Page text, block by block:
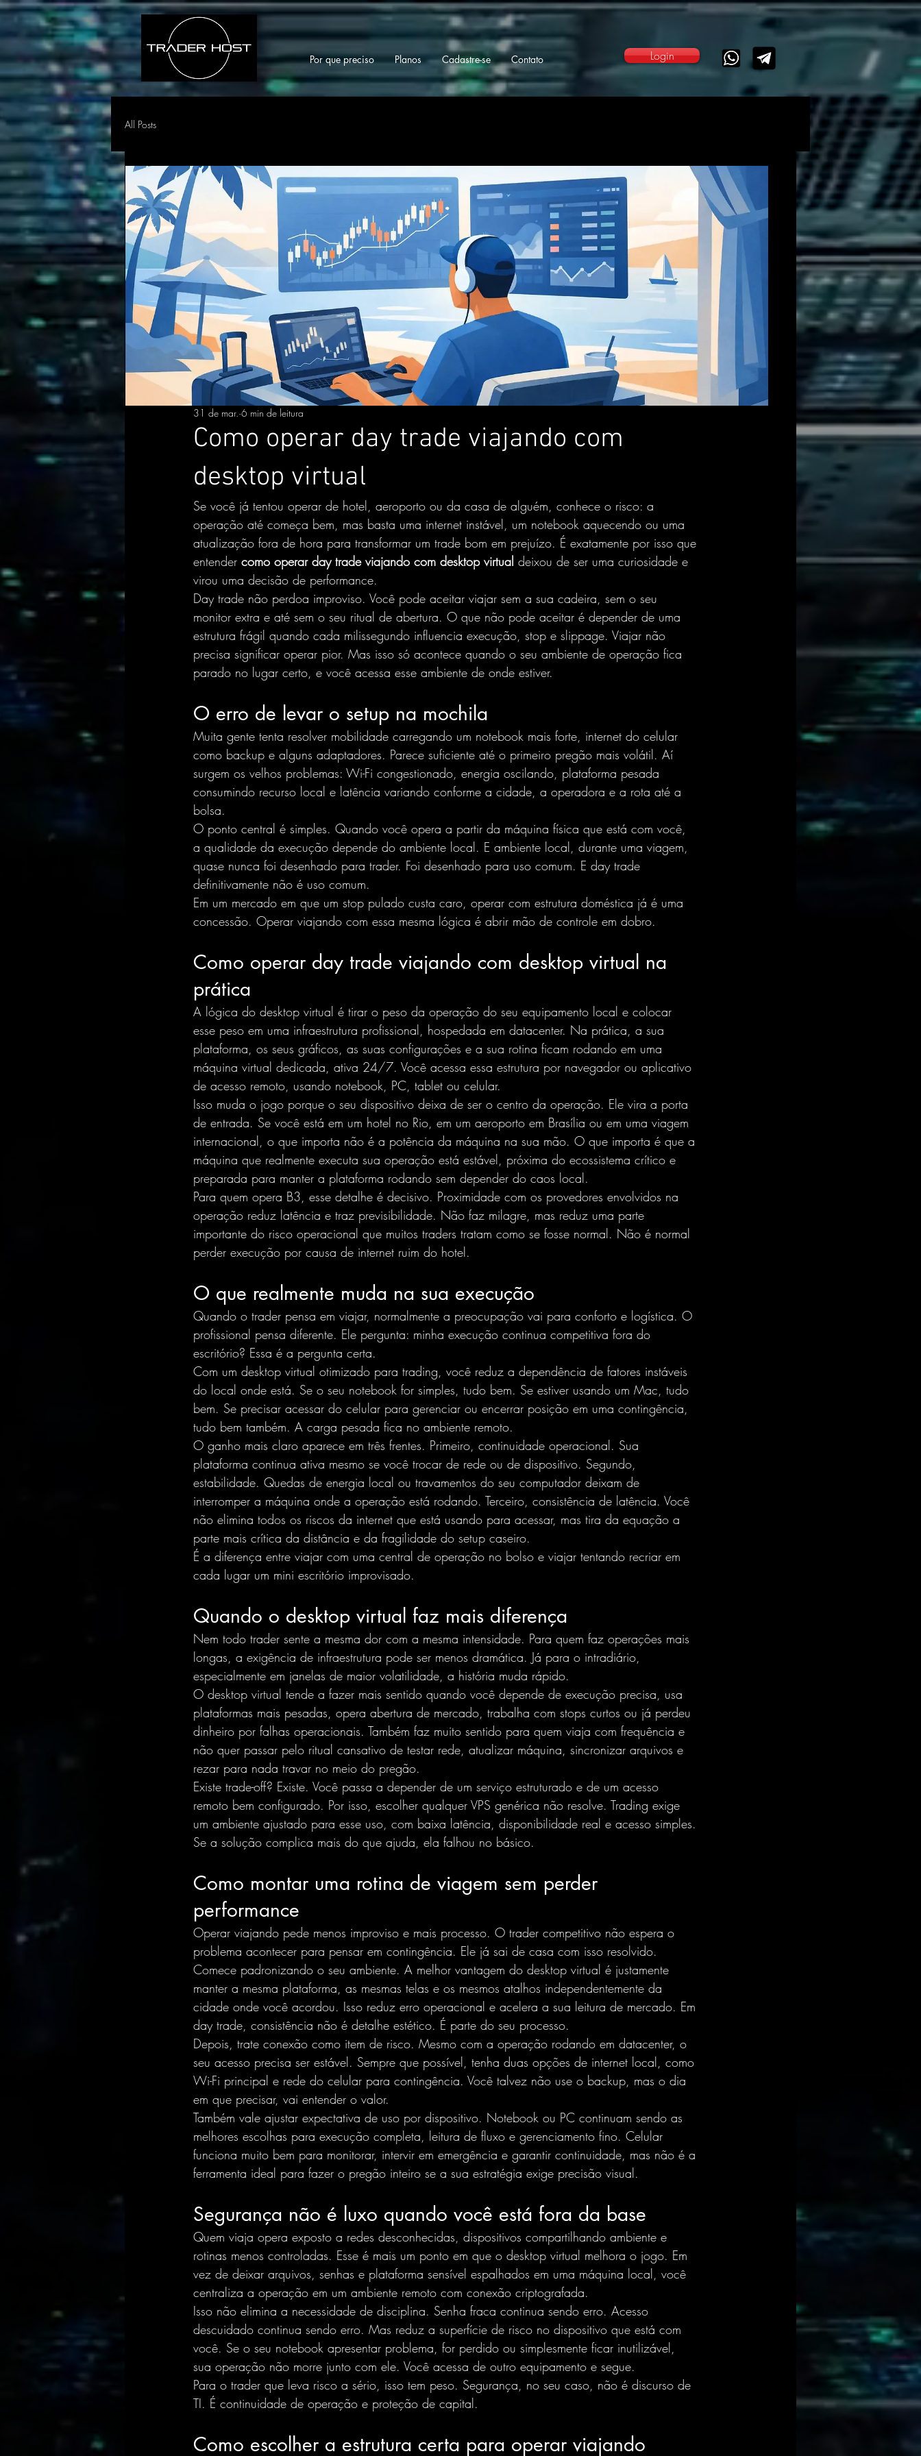
Por que preciso Planos Cadastre-se Contato Login
All Posts
Como operar day trade viajando com
desktop virtual
31 de mar. 6 min de leitura
Se você já tentou operar de hotel, aeroporto ou da casa de alguém, conhece o risco: a
operação até começa bem, mas basta uma internet instável, um notebook aquecendo ou uma
atualização fora de hora para transformar um trade bom em prejuízo. É exatamente por isso que
entender como operar day trade viajando com desktop virtual deixou de ser uma curiosidade e
virou uma decisão de performance.
Day trade não perdoa improviso. Você pode aceitar viajar sem a sua cadeira, sem o seu
monitor extra e até sem o seu ritual de abertura. O que não pode aceitar é depender de uma
estrutura frágil quando cada milissegundo influencia execução, stop e slippage. Viajar não
precisa significar operar pior. Mas isso só acontece quando o seu ambiente de operação fica
parado no lugar certo, e você acessa esse ambiente de onde estiver.
O erro de levar o setup na mochila
Muita gente tenta resolver mobilidade carregando um notebook mais forte, internet do celular
como backup e alguns adaptadores. Parece suficiente até o primeiro pregão mais volátil. Aí
surgem os velhos problemas: Wi-Fi congestionado, energia oscilando, plataforma pesada
consumindo recurso local e latência variando conforme a cidade, a operadora e a rota até a
bolsa.
O ponto central é simples. Quando você opera a partir da máquina física que está com você,
a qualidade da execução depende do ambiente local. E ambiente local, durante uma viagem,
quase nunca foi desenhado para trader. Foi desenhado para uso comum. E day trade
definitivamente não é uso comum.
Em um mercado em que um stop pulado custa caro, operar com estrutura doméstica já é uma
concessão. Operar viajando com essa mesma lógica é abrir mão de controle em dobro.
Como operar day trade viajando com desktop virtual na
prática
A lógica do desktop virtual é tirar o peso da operação do seu equipamento local e colocar
esse peso em uma infraestrutura profissional, hospedada em datacenter. Na prática, a sua
plataforma, os seus gráficos, as suas configurações e a sua rotina ficam rodando em uma
máquina virtual dedicada, ativa 24/7. Você acessa essa estrutura por navegador ou aplicativo
de acesso remoto, usando notebook, PC, tablet ou celular.
Isso muda o jogo porque o seu dispositivo deixa de ser o centro da operação. Ele vira a porta
de entrada. Se você está em um hotel no Rio, em um aeroporto em Brasília ou em uma viagem
internacional, o que importa não é a potência da máquina na sua mão. O que importa é que a
máquina que realmente executa sua operação está estável, próxima do ecossistema crítico e
preparada para manter a plataforma rodando sem depender do caos local.
Para quem opera B3, esse detalhe é decisivo. Proximidade com os provedores envolvidos na
operação reduz latência e traz previsibilidade. Não faz milagre, mas reduz uma parte
importante do risco operacional que muitos traders tratam como se fosse normal. Não é normal
perder execução por causa de internet ruim do hotel.
O que realmente muda na sua execução
Quando o trader pensa em viajar, normalmente a preocupação vai para conforto e logística. O
profissional pensa diferente. Ele pergunta: minha execução continua competitiva fora do
escritório? Essa é a pergunta certa.
Com um desktop virtual otimizado para trading, você reduz a dependência de fatores instáveis
do local onde está. Se o seu notebook for simples, tudo bem. Se estiver usando um Mac, tudo
bem. Se precisar acessar do celular para gerenciar ou encerrar posição em uma contingência,
tudo bem também. A carga pesada fica no ambiente remoto.
O ganho mais claro aparece em três frentes. Primeiro, continuidade operacional. Sua
plataforma continua ativa mesmo se você trocar de rede ou de dispositivo. Segundo,
estabilidade. Quedas de energia local ou travamentos do seu computador deixam de
interromper a máquina onde a operação está rodando. Terceiro, consistência de latência. Você
não elimina todos os riscos da internet que está usando para acessar, mas tira da equação a
parte mais crítica da distância e da fragilidade do setup caseiro.
É a diferença entre viajar com uma central de operação no bolso e viajar tentando recriar em
cada lugar um mini escritório improvisado.
Quando o desktop virtual faz mais diferença
Nem todo trader sente a mesma dor com a mesma intensidade. Para quem faz operações mais
longas, a exigência de infraestrutura pode ser menos dramática. Já para o intradiário,
especialmente em janelas de maior volatilidade, a história muda rápido.
O desktop virtual tende a fazer mais sentido quando você depende de execução precisa, usa
plataformas mais pesadas, opera abertura de mercado, trabalha com stops curtos ou já perdeu
dinheiro por falhas operacionais. Também faz muito sentido para quem viaja com frequência e
não quer passar pelo ritual cansativo de testar rede, atualizar máquina, sincronizar arquivos e
rezar para nada travar no meio do pregão.
Existe trade-off? Existe. Você passa a depender de um serviço estruturado e de um acesso
remoto bem configurado. Por isso, escolher qualquer VPS genérica não resolve. Trading exige
um ambiente ajustado para esse uso, com baixa latência, disponibilidade real e acesso simples.
Se a solução complica mais do que ajuda, ela falhou no básico.
Como montar uma rotina de viagem sem perder
performance
Operar viajando pede menos improviso e mais processo. O trader competitivo não espera o
problema acontecer para pensar em contingência. Ele já sai de casa com isso resolvido.
Comece padronizando o seu ambiente. A melhor vantagem do desktop virtual é justamente
manter a mesma plataforma, as mesmas telas e os mesmos atalhos independentemente da
cidade onde você acordou. Isso reduz erro operacional e acelera a sua leitura de mercado. Em
day trade, consistência não é detalhe estético. É parte do seu processo.
Depois, trate conexão como item de risco. Mesmo com a operação rodando em datacenter, o
seu acesso precisa ser estável. Sempre que possível, tenha duas opções de internet local, como
Wi-Fi principal e rede do celular para contingência. Você talvez não use o backup, mas o dia
em que precisar, vai entender o valor.
Também vale ajustar expectativa de uso por dispositivo. Notebook ou PC continuam sendo as
melhores escolhas para execução completa, leitura de fluxo e gerenciamento fino. Celular
funciona muito bem para monitorar, intervir em emergência e garantir continuidade, mas não é a
ferramenta ideal para fazer o pregão inteiro se a sua estratégia exige precisão visual.
Segurança não é luxo quando você está fora da base
Quem viaja opera exposto a redes desconhecidas, dispositivos compartilhando ambiente e
rotinas menos controladas. Esse é mais um ponto em que o desktop virtual melhora o jogo. Em
vez de deixar arquivos, senhas e plataforma sensível espalhados em uma máquina local, você
centraliza a operação em um ambiente remoto com conexão criptografada.
Isso não elimina a necessidade de disciplina. Senha fraca continua sendo erro. Acesso
descuidado continua sendo erro. Mas reduz a superfície de risco no dispositivo que está com
você. Se o seu notebook apresentar problema, for perdido ou simplesmente ficar inutilizável,
sua operação não morre junto com ele. Você acessa de outro equipamento e segue.
Para o trader que leva risco a sério, isso tem peso. Segurança, no seu caso, não é discurso de
TI. É continuidade de operação e proteção de capital.
Como escolher a estrutura certa para operar viajando